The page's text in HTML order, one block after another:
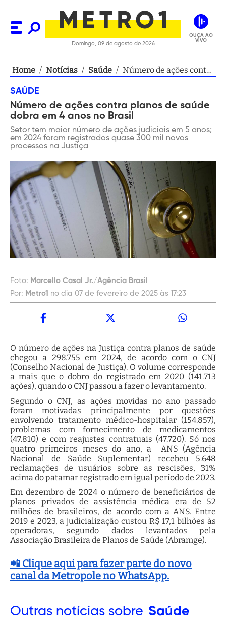
Domingo, 09 de agosto de 2026
OUÇA AO
VIVO
Home / Notícias / Saúde / Número de ações contra
SAÚDE
Número de ações contra planos de saúde
dobra em 4 anos no Brasil
Setor tem maior número de ações judiciais em 5 anos;
em 2024 foram registrados quase 300 mil novos
processos na Justiça
Foto: Marcello Casal Jr./Agência Brasil
Por: Metro1 no dia 07 de fevereiro de 2025 às 17:23
O número de ações na Justiça contra planos de saúde
chegou a 298.755 em 2024, de acordo com o CNJ
(Conselho Nacional de Justiça). O volume corresponde
a mais que o dobro do registrado em 2020 (141.713
ações), quando o CNJ passou a fazer o levantamento.
Segundo o CNJ, as ações movidas no ano passado
foram motivadas principalmente por questões
envolvendo tratamento médico-hospitalar (154.857),
problemas com fornecimento de medicamentos
(47.810) e com reajustes contratuais (47.720). Só nos
quatro primeiros meses do ano, a ANS (Agência
Nacional de Saúde Suplementar) recebeu 5.648
reclamações de usuários sobre as rescisões, 31%
acima do patamar registrado em igual período de 2023.
Em dezembro de 2024 o número de beneficiários de
planos privados de assistência médica era de 52
milhões de brasileiros, de acordo com a ANS. Entre
2019 e 2023, a judicialização custou R$ 17,1 bilhões às
operadoras, segundo dados levantados pela
Associação Brasileira de Planos de Saúde (Abramge).
📲 Clique aqui para fazer parte do novo
canal da Metropole no WhatsApp.
Outras notícias sobre Saúde